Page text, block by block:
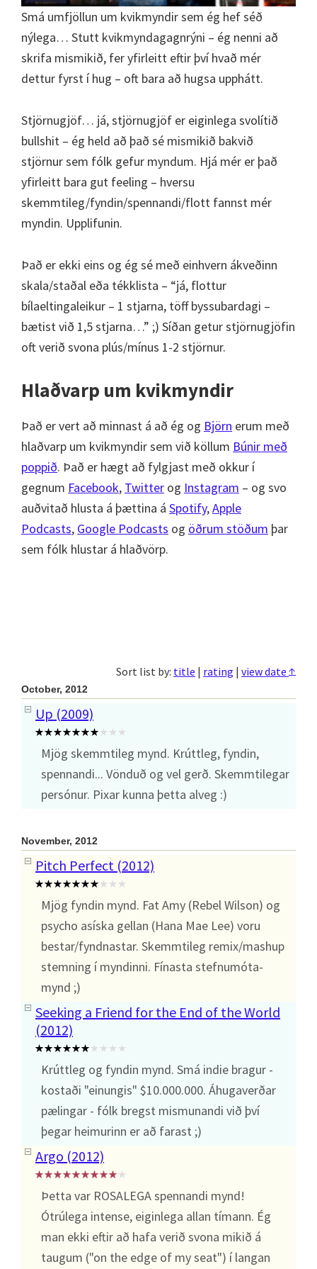
Smá umfjöllun um kvikmyndir sem ég hef séð
nýlega… Stutt kvikmyndagagnrýni – ég nenni að
skrifa mismikið, fer yfirleitt eftir því hvað mér
dettur fyrst í hug – oft bara að hugsa upphátt.
Stjörnugjöf… já, stjörnugjöf er eiginlega svolítið
bullshit – ég held að það sé mismikið bakvið
stjörnur sem fólk gefur myndum. Hjá mér er það
yfirleitt bara gut feeling – hversu
skemmtileg/fyndin/spennandi/flott fannst mér
myndin. Upplifunin.
Það er ekki eins og ég sé með einhvern ákveðinn
skala/staðal eða tékklista – “já, flottur
bílaeltingaleikur – 1 stjarna, töff byssubardagi –
bætist við 1,5 stjarna…” ;) Síðan getur stjörnugjöfin
oft verið svona plús/mínus 1-2 stjörnur.
Hlaðvarp um kvikmyndir
Það er vert að minnast á að ég og Björn erum með
hlaðvarp um kvikmyndir sem við köllum Búnir með
poppið. Það er hægt að fylgjast með okkur í
gegnum Facebook, Twitter og Instagram – og svo
auðvitað hlusta á þættina á Spotify,Apple
Podcasts, Google Podcasts og öðrum stöðum þar
sem fólk hlustar á hlaðvörp.
Sort list by: title | rating | view date ↑
October, 2012
Up (2009)
Mjög skemmtileg mynd. Krúttleg, fyndin,
spennandi... Vönduð og vel gerð. Skemmtilegar
persónur. Pixar kunna þetta alveg :)
November, 2012
Pitch Perfect (2012)
Mjög fyndin mynd. Fat Amy (Rebel Wilson) og
psycho asíska gellan (Hana Mae Lee) voru
bestar/fyndnastar. Skemmtileg remix/mashup
stemning í myndinni. Fínasta stefnumóta-
mynd ;)
Seeking a Friend for the End of the World
(2012)
Krúttleg og fyndin mynd. Smá indie bragur -
kostaði "einungis" $10.000.000. Áhugaverðar
pælingar - fólk bregst mismunandi við því
þegar heimurinn er að farast ;)
Argo (2012)
Þetta var ROSALEGA spennandi mynd!
Ótrúlega intense, eiginlega allan tímann. Ég
man ekki eftir að hafa verið svona mikið á
taugum ("on the edge of my seat") í langan